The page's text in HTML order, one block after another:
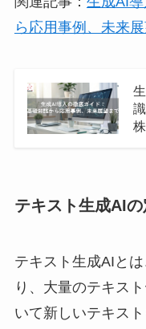
ら応用事例、未来
テキスト生成AI
テキスト生成AIと
り、大量のテキス
いて新しいテキス